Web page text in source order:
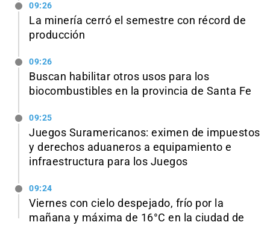
09:26
La minería cerró el semestre con récord de
producción
09:26
Buscan habilitar otros usos para los
biocombustibles en la provincia de Santa Fe
09:25
Juegos Suramericanos: eximen de impuestos
y derechos aduaneros a equipamiento e
infraestructura para los Juegos
09:24
Viernes con cielo despejado, frío por la
mañana y máxima de 16°C en la ciudad de